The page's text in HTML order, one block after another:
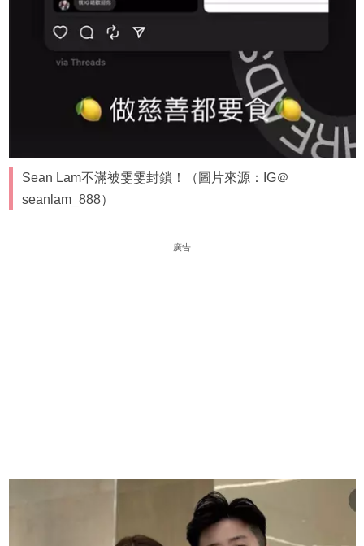
Sean Lam不滿被雯雯封鎖！（圖片來源：IG＠
seanlam_888）
廣告